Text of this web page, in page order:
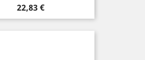
Prix
22,83 €